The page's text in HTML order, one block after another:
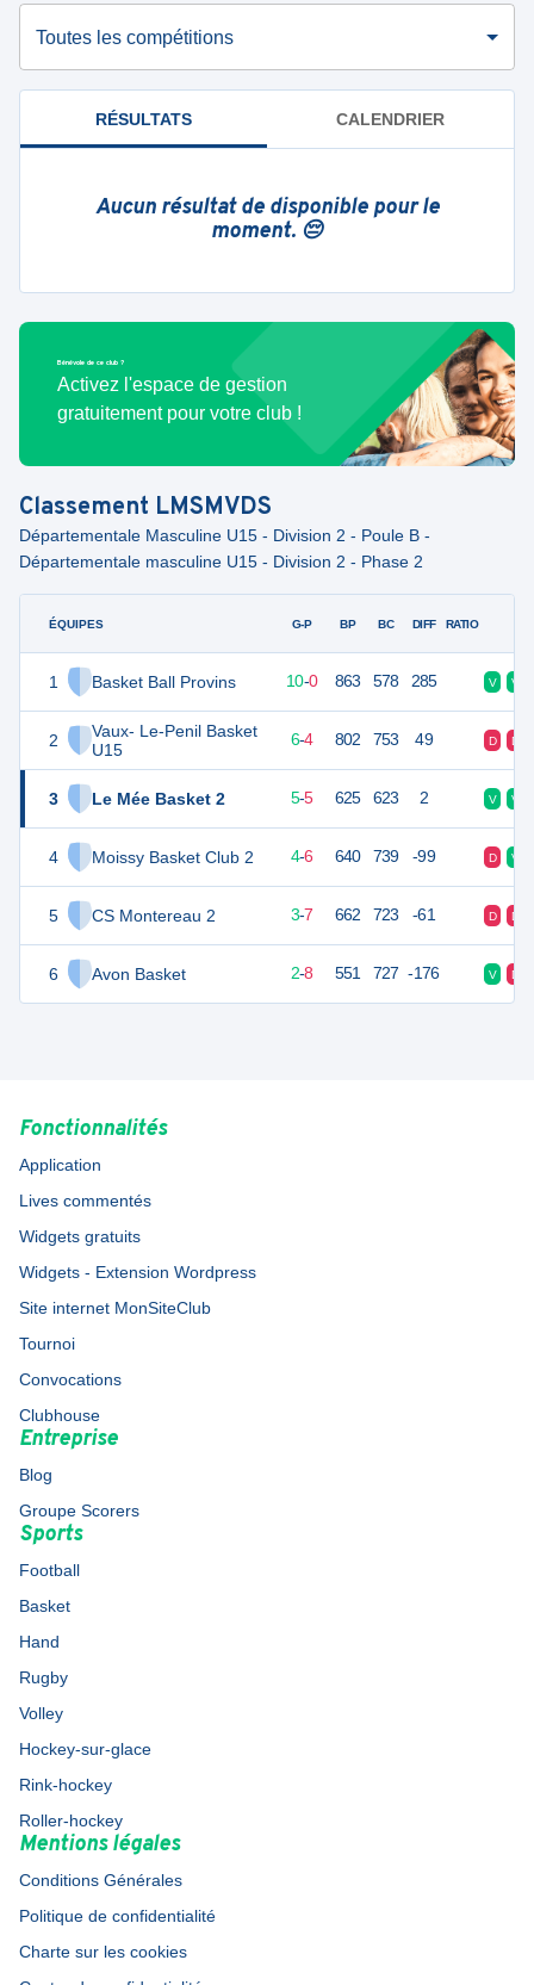
Toutes les compétitions
RÉSULTATS CALENDRIER
Aucun résultat de disponible pour le
moment. 😔
Bénévole de ce club ?
Activez l'espace de gestion
gratuitement pour votre club !
Classement LMSMVDS
Départementale Masculine U15 - Division 2 - Poule B -
Départementale masculine U15 - Division 2 - Phase 2
ÉQUIPES
1 Basket Ball Provins
2
Vaux- Le-Penil Basket
U15
3 Le Mée Basket 2
4 Moissy Basket Club 2
5 CS Montereau 2
6 Avon Basket
G-P BP BC DIFF RATIO
20 10-0 863 578 285 V V
16 10 6-4 802 753 49 D D
15 5-5 625 623 2 V V
14 10 4-6 640 739 -99 D V
13 3-7 662 723 -61 D D
2-8 551 727 -176 V D
Fonctionnalités
Application
Lives commentés
Widgets gratuits
Widgets - Extension Wordpress
Site internet MonSiteClub
Tournoi
Convocations
Clubhouse
Entreprise
Blog
Groupe Scorers
Sports
Football
Basket
Hand
Rugby
Volley
Hockey-sur-glace
Rink-hockey
Roller-hockey
Mentions légales
Conditions Générales
Politique de confidentialité
Charte sur les cookies